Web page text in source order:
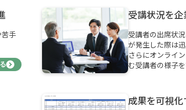
手
受講状況を
受講者の出席状
が発生した際は迅
さらにオンライ
む受講者の様子
成果を可視